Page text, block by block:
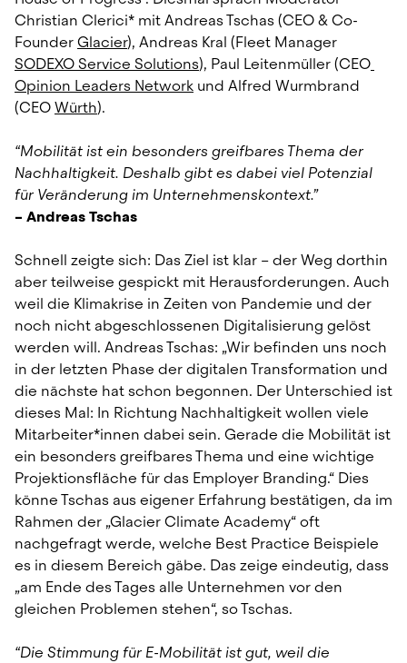
Christian Clerici* mit Andreas Tschas (CEO & Co-
Founder Glacier
SODEXO Service Solutions), Paul Leitenmüller (CEO
Opinion Leaders Network und Alfred Wurmbrand
(CEO Würth).
“Mobilität ist ein besonders greifbares Thema der
Nachhaltigkeit. Deshalb gibt es dabei viel Potenzial
für Veränderung im Unternehmenskontext.”
– Andreas Tschas
Schnell zeigte sich: Das Ziel ist klar – der Weg dorthin
aber teilweise gespickt mit Herausforderungen. Auch
weil die Klimakrise in Zeiten von Pandemie und der
noch nicht abgeschlossenen Digitalisierung gelöst
werden will. Andreas Tschas: „Wir befinden uns noch
in der letzten Phase der digitalen Transformation und
die nächste hat schon begonnen. Der Unterschied ist
dieses Mal: In Richtung Nachhaltigkeit wollen viele
Mitarbeiter*innen dabei sein. Gerade die Mobilität ist
ein besonders greifbares Thema und eine wichtige
Projektionsfläche für das Employer Branding.“ Dies
könne Tschas aus eigener Erfahrung bestätigen, da im
Rahmen der „Glacier Climate Academy“ oft
nachgefragt werde, welche Best Practice Beispiele
es in diesem Bereich gäbe. Das zeige eindeutig, dass
„am Ende des Tages alle Unternehmen vor den
gleichen Problemen stehen“, so Tschas.
“Die Stimmung für E-Mobilität ist gut, weil die